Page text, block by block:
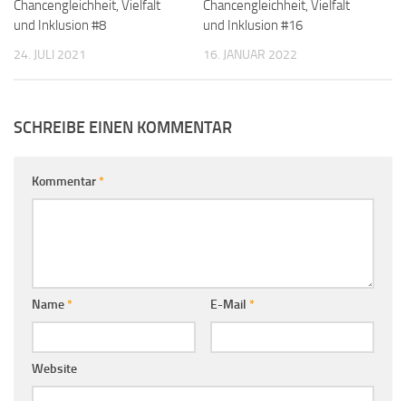
Chancengleichheit, Vielfalt
und Inklusion #8
24. JULI 2021
Chancengleichheit, Vielfalt
und Inklusion #16
16. JANUAR 2022
SCHREIBE EINEN KOMMENTAR
Kommentar*
Name* E-Mail *
Website